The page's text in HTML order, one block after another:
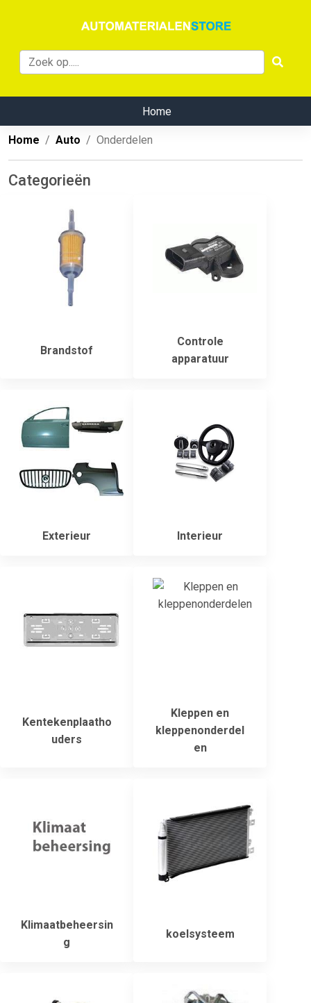
Home
Home Auto Onderdelen
Categorieën
Brandstof
Controle
apparatuur
Exterieur Interieur
Kentekenplaatho
uders
Kleppen en
kleppenonderdel
en
Klimaatbeheersin
g
koelsysteem